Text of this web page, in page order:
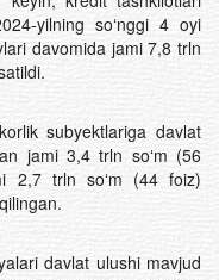
yilning soʻnggi 4 oyi
davomida jami 7,8 trln
subyektlariga davlat
jami 3,4 trln soʻm (56
2,7 trln soʻm (44 foiz)
davlat ulushi mavjud